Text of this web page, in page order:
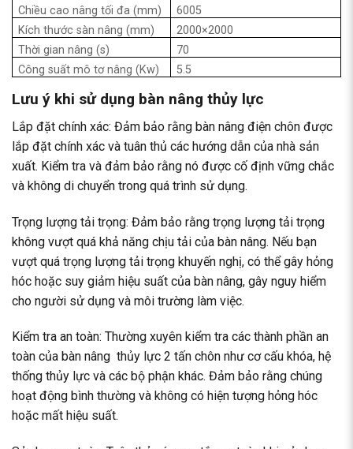
Chiều cao nâng tối đa (mm)
6005
Kích thước sàn nâng (mm)
2000×2000
Thời gian nâng (s)
70
Công suất mô tơ nâng (Kw)
5.5
Lưu ý khi sử dụng bàn nâng thủy lực
Lắp đặt chính xác: Đảm bảo rằng bàn nâng điện chôn được
lắp đặt chính xác và tuân thủ các hướng dẫn của nhà sản
xuất. Kiểm tra và đảm bảo rằng nó được cố định vững chắc
và không di chuyển trong quá trình sử dụng.
Trọng lượng tải trọng: Đảm bảo rằng trọng lượng tải trọng
không vượt quá khả năng chịu tải của bàn nâng. Nếu bạn
vượt quá trọng lượng tải trọng khuyến nghị, có thể gây hỏng
hóc hoặc suy giảm hiệu suất của bàn nâng, gây nguy hiểm
cho người sử dụng và môi trường làm việc.
Kiểm tra an toàn: Thường xuyên kiểm tra các thành phần an
toàn của bàn nâng thủy lực 2 tấn chôn như cơ cấu khóa, hệ
thống thủy lực và các bộ phận khác. Đảm bảo rằng chúng
hoạt động bình thường và không có hiện tượng hỏng hóc
hoặc mất hiệu suất.